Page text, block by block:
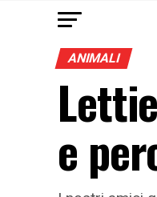
ANIMALI
e